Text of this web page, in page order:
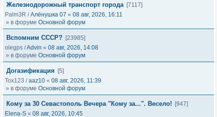
Железнодорожный транспорт города [7117]
Palm3R /Алёнушка 07 « 08 авг, 2026, 16:11
» в форуме Основной форум
Вспомним СССР? [23985]
olegps /Advin « 08 авг, 2026, 14:08
» в форуме Основной форум
Догазификация
[5]
Tox123 /aaz10 « 08 авг, 2026, 11:39
» в форуме Основной форум
Кому за 30 Севастополь Вечера "Кому за...". Весело!
[947]
Elena-S « 08 авг, 2026, 10:45